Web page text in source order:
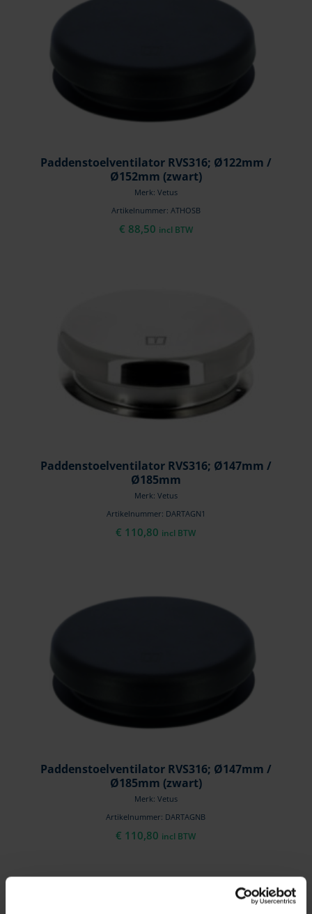
Paddenstoelventilator RVS316; Ø122mm /
Ø152mm (zwart)
Merk: Vetus
Artikelnummer: ATHOSB
€ 88,50 incl BTW
Paddenstoelventilator RVS316; Ø147mm /
Ø185mm
Merk: Vetus
Artikelnummer: DARTAGN1
€ 110,80 incl BTW
Paddenstoelventilator RVS316; Ø147mm /
Ø185mm (zwart)
Merk: Vetus
Artikelnummer: DARTAGNB
€ 110,80 incl BTW